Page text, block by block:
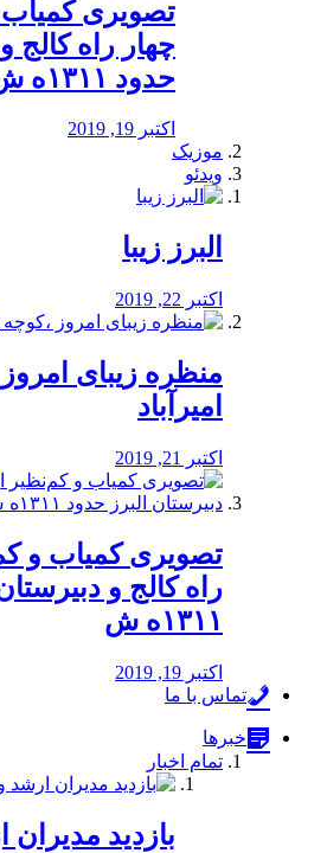
️تصویری کمیاب
چهار راه كالج
حدود ۱۳۱۱ه ش
اکتبر 19, 2019
موزیک
ویدئو
البرز زیبا
اکتبر 22, 2019
منظره‌‌ زیبای
امیرآباد
اکتبر 21, 2019
️تصویری کمیاب و
راه كالج و
۱۳۱۱ه ش
اکتبر 19, 2019
تماس با ما
خبرها
تمام اخبار
بازدید